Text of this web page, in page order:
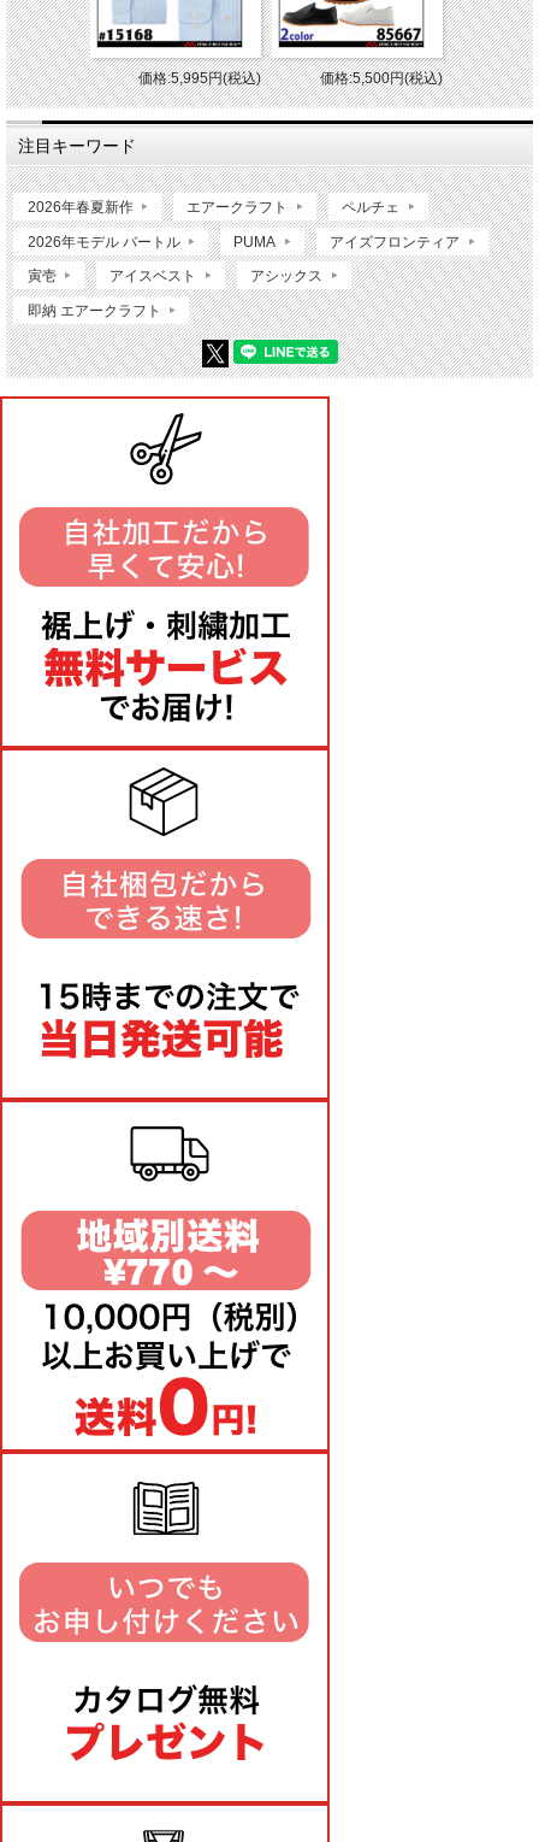
価格:5,995円(税込) 価格:5,500円(税込)
注目キーワード
2026年春夏新作 エアークラフト ペルチェ
2026年モデル バートル PUMA アイズフロンティア
寅壱 アイスベスト アシックス
即納 エアークラフト